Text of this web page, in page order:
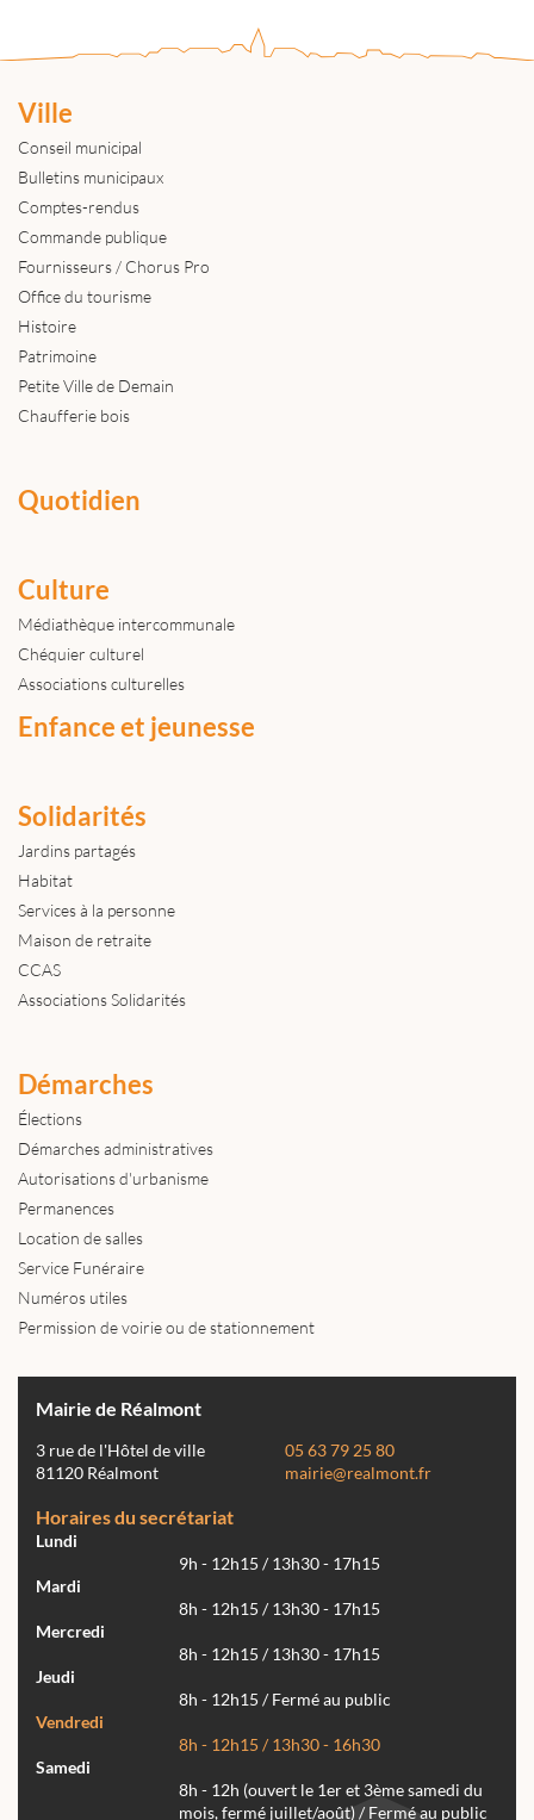
Ville
Conseil municipal
Bulletins municipaux
Comptes-rendus
Commande publique
Fournisseurs / Chorus Pro
Office du tourisme
Histoire
Patrimoine
Petite Ville de Demain
Chaufferie bois
Quotidien
Culture
Médiathèque intercommunale
Chéquier culturel
Associations culturelles
Enfance et jeunesse
Solidarités
Jardins partagés
Habitat
Services à la personne
Maison de retraite
CCAS
Associations Solidarités
Démarches
Élections
Démarches administratives
Autorisations d'urbanisme
Permanences
Location de salles
Service Funéraire
Numéros utiles
Permission de voirie ou de stationnement
Mairie de Réalmont
3 rue de l'Hôtel de ville
81120 Réalmont
05 63 79 25 80
mairie@realmont.fr
Horaires du secrétariat
Lundi
9h - 12h15 / 13h30 - 17h15
Mardi
8h - 12h15 / 13h30 - 17h15
Mercredi
8h - 12h15 / 13h30 - 17h15
Jeudi
8h - 12h15 / Fermé au public
Vendredi
8h - 12h15 / 13h30 - 16h30
Samedi
8h - 12h (ouvert le 1er et 3ème samedi du
mois, fermé juillet/août) / Fermé au public